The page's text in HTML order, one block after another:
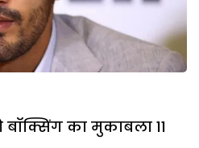
बॉक्सिंग का मुकाबला 11